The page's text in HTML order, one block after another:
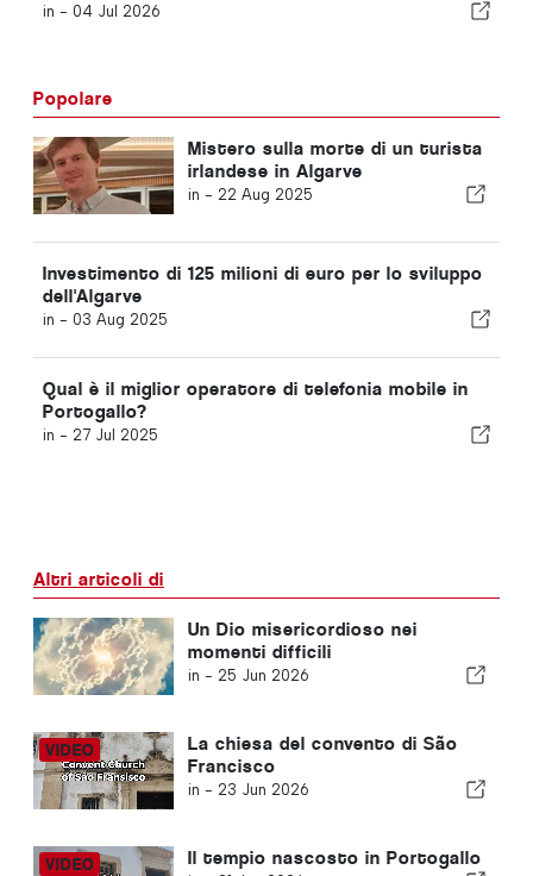
in - 04 Jul 2026
Popolare
Mistero sulla morte di un turista
irlandese in Algarve
in - 22 Aug 2025
Investimento di 125 milioni di euro per lo sviluppo
dell'Algarve
in - 03 Aug 2025
Qual è il miglior operatore di telefonia mobile in
Portogallo?
in - 27 Jul 2025
Altri articoli di
Un Dio misericordioso nei
momenti difficili
in - 25 Jun 2026
La chiesa del convento di São
Francisco
in - 23 Jun 2026
Il tempio nascosto in Portogallo